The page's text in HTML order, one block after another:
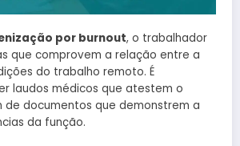
por burnout, o trabalhador
que comprovem a relação entre a
do trabalho remoto. É
laudos médicos que atestem o
de documentos que demonstrem a
da função.